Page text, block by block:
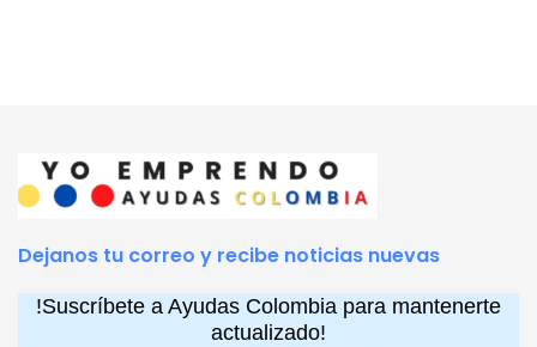
Dejanos tu correo y recibe noticias nuevas
!Suscríbete a Ayudas Colombia para mantenerte
actualizado!